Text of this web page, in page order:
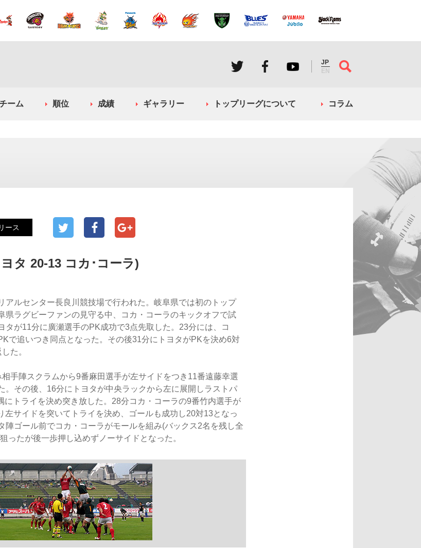
JP
EN
ーム 順位 成績 ギャラリー トップリーグについて コラム
ース
タ 20-13 コカ･コーラ)
アルセンター長良川競技場で行われた。岐阜県では初のトップ
県ラグビーファンの見守る中、コカ・コーラのキックオフで試
タが11分に廣瀬選手のPK成功で3点先取した。23分には、コ
で追いつき同点となった。その後31分にトヨタがPKを決め6対
た。
手陣スクラムから9番麻田選手が左サイドをつき11番遠藤幸選
。その後、16分にトヨタが中央ラックから左に展開しラストパ
にトライを決め突き放した。28分コカ・コーラの9番竹内選手が
左サイドを突いてトライを決め、ゴールも成功し20対13となっ
陣ゴール前でコカ・コーラがモールを組み(バックス2名を残し全
ったが後一歩押し込めずノーサイドとなった。